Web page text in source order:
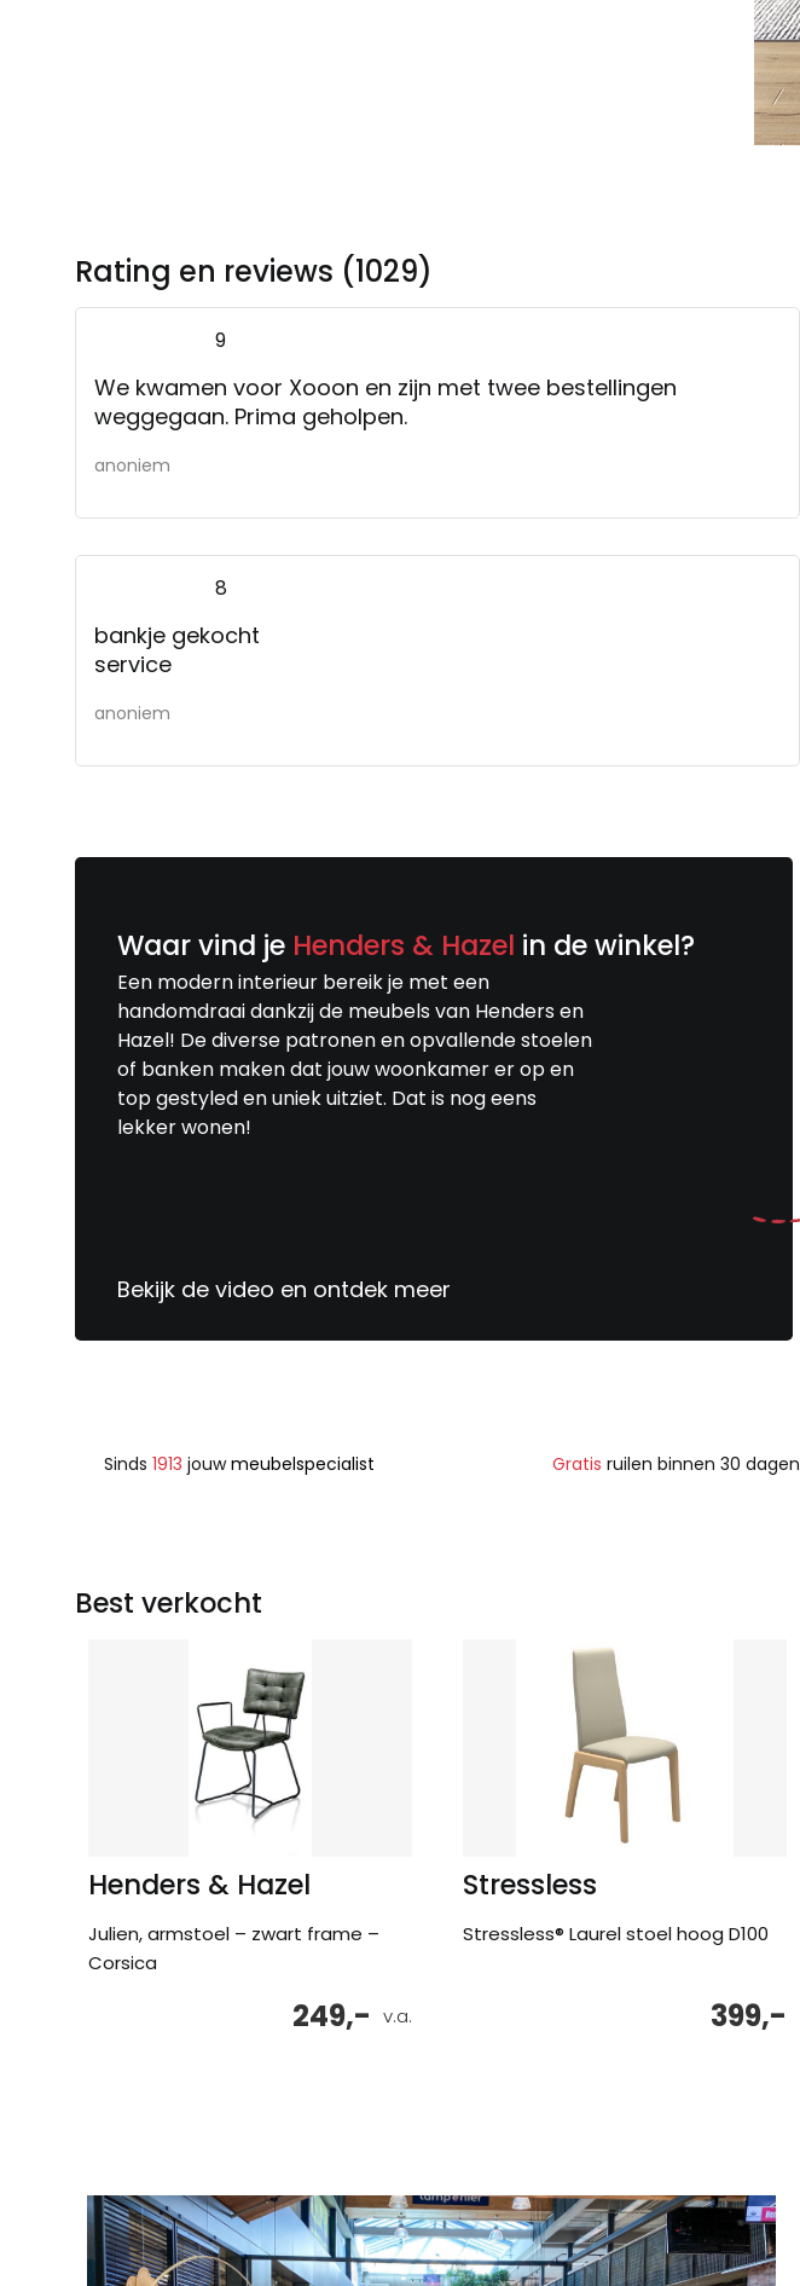
Rating en reviews (1029)
9
We kwamen voor Xooon en zijn met twee bestellingen
weggegaan. Prima geholpen.
anoniem
8
bankje gekocht
service
anoniem
Waar vind je Henders & Hazel in de winkel?
Een modern interieur bereik je met een
handomdraai dankzij de meubels van Henders en
Hazel! De diverse patronen en opvallende stoelen
of banken maken dat jouw woonkamer er op en
top gestyled en uniek uitziet. Dat is nog eens
lekker wonen!
Bekijk de video en ontdek meer
Sinds 1913 jouwmeubelspecialist Gratis ruilen binnen 30 dagen
Best verkocht
Henders & Hazel
Julien, armstoel – zwart frame –
Corsica
v.a.
249,-
Stressless
Stressless® Laurel stoel hoog D100
399,-